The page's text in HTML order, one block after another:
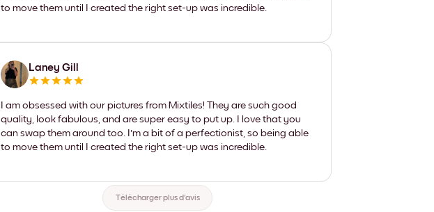
to move them until I created the right set-up was incredible.
Laney Gill
I am obsessed with our pictures from Mixtiles! They are such good
quality, look fabulous, and are super easy to put up. I love that you
can swap them around too. I'm a bit of a perfectionist, so being able
to move them until I created the right set-up was incredible.
Télécharger plus d'avis